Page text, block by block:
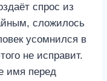
спрос из
сложилось
усомнился в
не исправит.
имя перед